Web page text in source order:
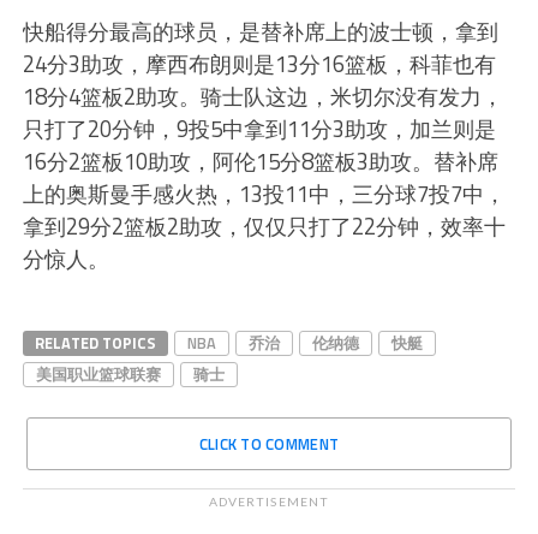
快船得分最高的球员，是替补席上的波士顿，拿到
24分3助攻，摩西布朗则是13分16篮板，科菲也有
18分4篮板2助攻。骑士队这边，米切尔没有发力，
只打了20分钟，9投5中拿到11分3助攻，加兰则是
16分2篮板10助攻，阿伦15分8篮板3助攻。替补席
上的奥斯曼手感火热，13投11中，三分球7投7中，
拿到29分2篮板2助攻，仅仅只打了22分钟，效率十
分惊人。
RELATED TOPICS NBA 乔治 伦纳德
快艇
美国职业篮球联赛
骑士
CLICK TO COMMENT
ADVERTISEMENT